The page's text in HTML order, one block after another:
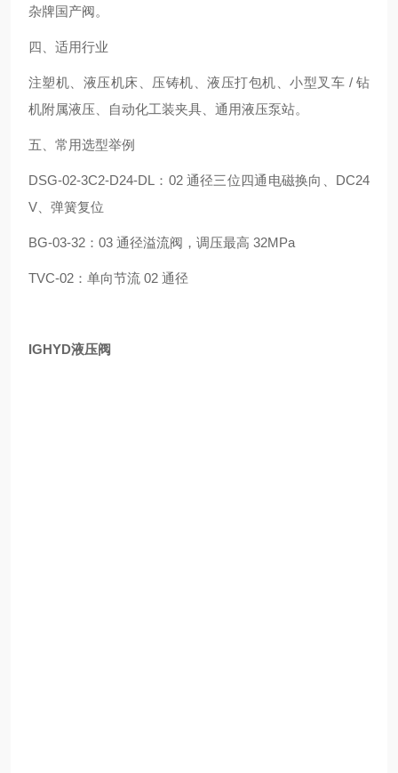
杂牌国产阀。
四、适用行业
注塑机、液压机床、压铸机、液压打包机、小型叉车 / 钻
机附属液压、自动化工装夹具、通用液压泵站。
五、常用选型举例
DSG‑02‑3C2‑D24‑DL：02 通径三位四通电磁换向、DC24
V、弹簧复位
BG‑03‑32：03 通径溢流阀，调压最高 32MPa
TVC‑02：单向节流 02 通径
IGHYD液压阀